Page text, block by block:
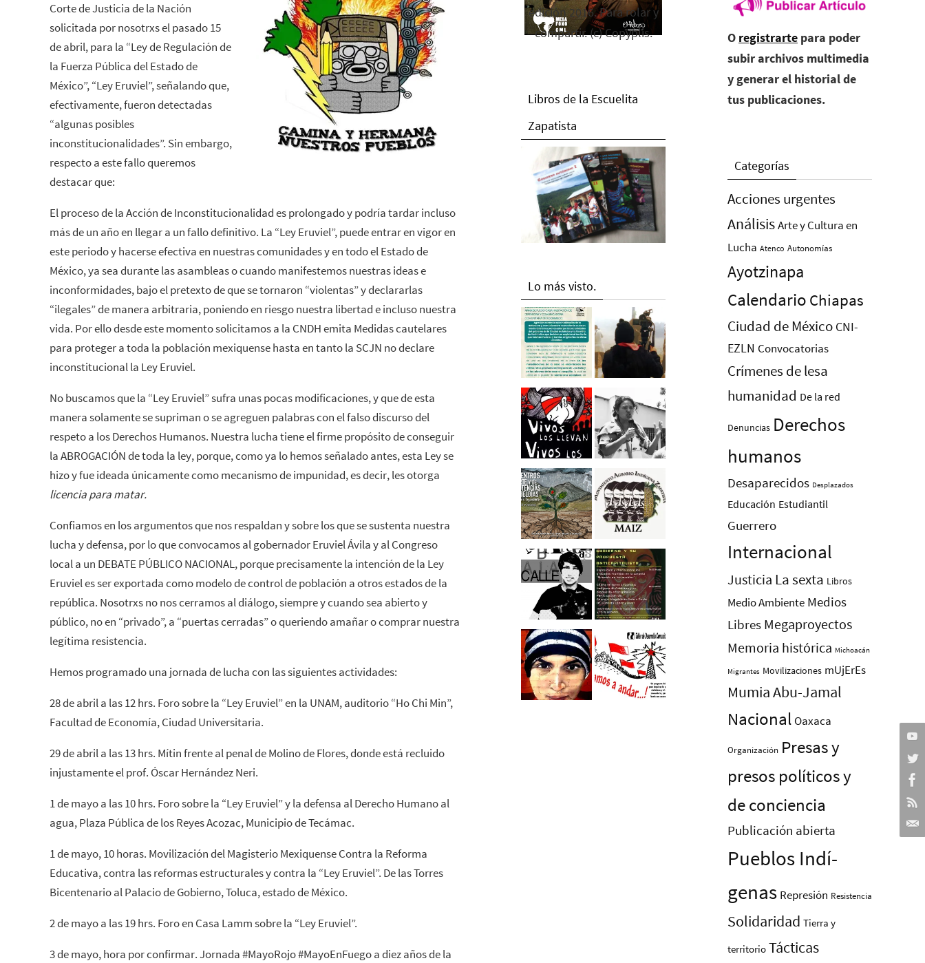
Corte de Justicia de la Nación
solicitada por nosotrxs el pasado 15
de abril, para la “Ley de Regulación de
la Fuerza Pública del Estado de
México”, “Ley Eruviel”, señalando que,
efectivamente, fueron detectadas
“algunas posibles
inconstitucionalidades”. Sin embargo,
respecto a este fallo queremos
destacar que:
El proceso de la Acción de Inconstitucionalidad es prolongado y podría tardar incluso
más de un año en llegar a un fallo definitivo. La “Ley Eruviel”, puede entrar en vigor en
este periodo y hacerse efectiva en nuestras comunidades y en todo el Estado de
México, ya sea durante las asambleas o cuando manifestemos nuestras ideas e
inconformidades, bajo el pretexto de que se tornaron “violentas” y declararlas
“ilegales” de manera arbitraria, poniendo en riesgo nuestra libertad e incluso nuestra
vida. Por ello desde este momento solicitamos a la CNDH emita Medidas cautelares
para proteger a toda la población mexiquense hasta en tanto la SCJN no declare
inconstitucional la Ley Eruviel.
No buscamos que la “Ley Eruviel” sufra unas pocas modificaciones, y que de esta
manera solamente se supriman o se agreguen palabras con el falso discurso del
respeto a los Derechos Humanos. Nuestra lucha tiene el firme propósito de conseguir
la ABROGACIÓN de toda la ley, porque, como ya lo hemos señalado antes, esta Ley se
hizo y fue ideada únicamente como mecanismo de impunidad, es decir, les otorga
licencia para matar.
Confiamos en los argumentos que nos respaldan y sobre los que se sustenta nuestra
lucha y defensa, por lo que convocamos al gobernador Eruviel Ávila y al Congreso
local a un DEBATE PÚBLICO NACIONAL, porque precisamente la intención de la Ley
Eruviel es ser exportada como modelo de control de población a otros estados de la
república. Nosotrxs no nos cerramos al diálogo, siempre y cuando sea abierto y
público, no en “privado”, a “puertas cerradas” o queriendo amañar o comprar nuestra
legítima resistencia.
Hemos programado una jornada de lucha con las siguientes actividades:
28 de abril a las 12 hrs. Foro sobre la “Ley Eruviel” en la UNAM, auditorio “Ho Chi Min”,
Facultad de Economía, Ciudad Universitaria.
29 de abril a las 13 hrs. Mítin frente al penal de Molino de Flores, donde está recluido
injustamente el prof. Óscar Hernández Neri.
1 de mayo a las 10 hrs. Foro sobre la “Ley Eruviel” y la defensa al Derecho Humano al
agua, Plaza Pública de los Reyes Acozac, Municipio de Tecámac.
1 de mayo, 10 horas. Movilización del Magisterio Mexiquense Contra la Reforma
Educativa, contra las reformas estructurales y contra la “Ley Eruviel”. De las Torres
Bicentenario al Palacio de Gobierno, Toluca, estado de México.
2 de mayo a las 19 hrs. Foro en Casa Lamm sobre la “Ley Eruviel”.
3 de mayo, hora por confirmar. Jornada #MayoRojo #MayoEnFuego a diez años de la
edición 2016. Para rolar y
compartir. (c) Copyplis.
Libros de la Escuelita
Zapatista
Lo más visto.
O registrarte para poder
subir archivos multimedia
y generar el historial de
tus publicaciones.
Categorías
Acciones urgentes
AnálisisArte y Cultura en
Lucha Atenco Autonomías
Ayotzinapa
Calendario Chiapas
Ciudad de México CNI-
EZLN Convocatorias
Crímenes de lesa
humanidad De la red
Denuncias Derechos
humanos
Desaparecidos Desplazados
Educación Estudiantil
Guerrero
Internacional
Justicia La sexta Libros
Medio Ambiente Medios
Libres Megaproyectos
Memoria histórica Michoacán
Migrantes Movilizaciones mUjErEs
Mumia Abu-Jamal
Nacional Oaxaca
Organización Presas y
presos polí­ticos y
de conciencia
Publicación abierta
Pueblos Indí­
genas Represión Resistencia
Solidaridad Tierra y
territorio Tácticas